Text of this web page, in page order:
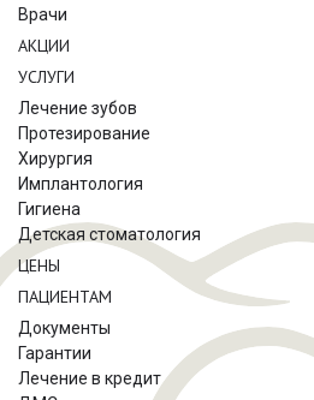
Врачи
АКЦИИ
УСЛУГИ
Лечение зубов
Протезирование
Хирургия
Имплантология
Гигиена
Детская стоматология
ЦЕНЫ
ПАЦИЕНТАМ
Документы
Гарантии
Лечение в кредит